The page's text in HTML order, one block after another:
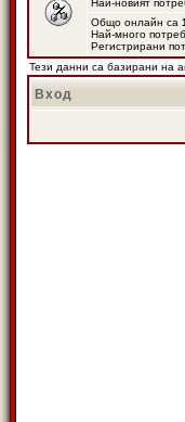
Най-новият
Общо онлайн са
Най-много
Регистрирани
Тези данни са базирани на
Вход